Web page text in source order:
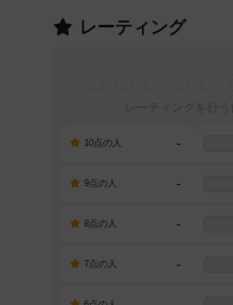
レーティング
10点の人 -
9点の人 -
8点の人 -
7点の人 -